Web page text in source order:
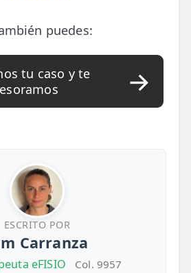
puedes:
tu caso y te
ESCRITO POR
Carranza
eFISIO Col. 9957